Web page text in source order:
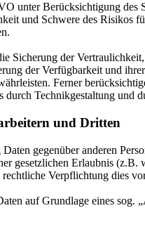
unter Berücksichtigung des
und Schwere des Risikos
Sicherung der
der Verfügbarkeit und
Ferner
durch Technikgestaltung
und Dritten
gegenüber anderen
gesetzlichen Erlaubnis
Verpflichtung dies
auf Grundlage eines sog.